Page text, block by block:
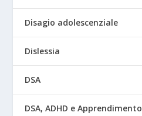
Disagio adolescenziale
Dislessia
DSA
DSA, ADHD e Apprendimento